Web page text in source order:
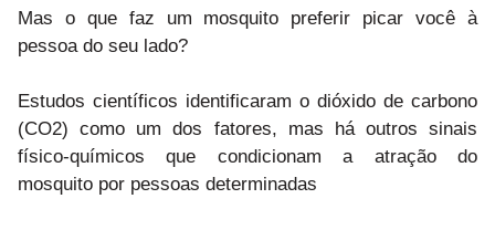
Mas o que faz um mosquito preferir picar você à
pessoa do seu lado?⁠
Estudos científicos identificaram o dióxido de carbono
(CO2) como um dos fatores, mas há outros sinais
físico-químicos que condicionam a atração do
mosquito por pessoas determinadas⁠